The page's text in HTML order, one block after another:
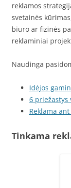
reklamos
svetainės
biuro ar fizinės
reklaminiai
Naudinga
Idėjos
6 priežastys
Reklama
Tinkama